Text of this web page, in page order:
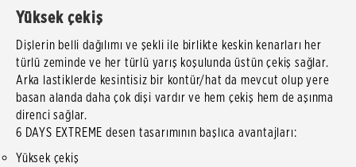
Yüksek çekiş
Dişlerin belli dağılımı ve şekli ile birlikte keskin kenarları her
türlü zeminde ve her türlü yarış koşulunda üstün çekiş sağlar.
Arka lastiklerde kesintisiz bir kontür/hat da mevcut olup yere
basan alanda daha çok dişi vardır ve hem çekiş hem de aşınma
direnci sağlar.
6 DAYS EXTREME desen tasarımının başlıca avantajları:
Yüksek çekiş